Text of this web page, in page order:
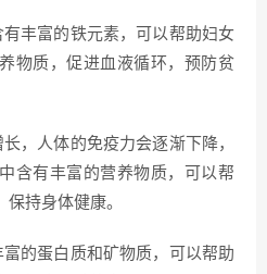
丰富的铁元素，可以帮助妇女
物质，促进血液循环，预防贫
，人体的免疫力会逐渐下降，
含有丰富的营养物质，可以帮
持身体健康。
的蛋白质和矿物质，可以帮助